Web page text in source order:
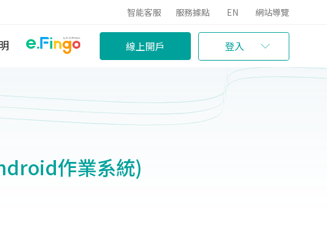
智能客服 服務據點 EN 網站導覽
線上開戶 登入
作業系統)